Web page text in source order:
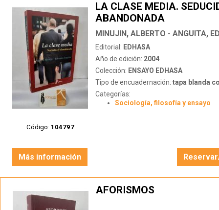
Código: 104797
LA CLASE MEDIA.
ABANDONADA
MINUJIN, ALBERTO - ANGUITA,
Editorial: EDHASA
Año de edición: 2004
Colección: ENSAYO EDHASA
Tipo de encuadernación: tapa blanda
Categorías:
Sociología, filosofía y ensayo
Más información
AFORISMOS